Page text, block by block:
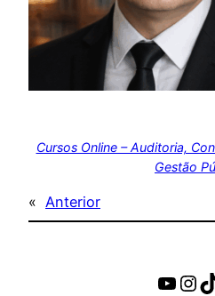
Cursos Online – Auditoria,
Gestão
« Anterior